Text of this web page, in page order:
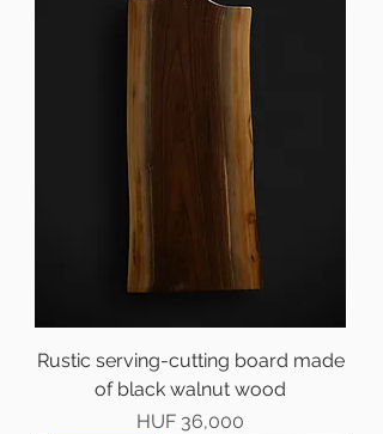
Rustic serving-cutting board made
of black walnut wood
Price
HUF 36,000